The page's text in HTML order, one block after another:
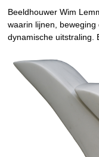
Beeldhouwer Wim
waarin lijnen,
dynamische uitstraling.